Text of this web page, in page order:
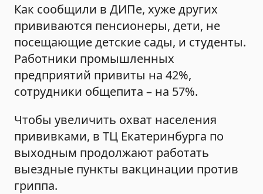
Как сообщили в ДИПе, хуже других
прививаются пенсионеры, дети, не
посещающие детские сады, и студенты.
Работники промышленных
предприятий привиты на 42%,
сотрудники общепита – на 57%.
Чтобы увеличить охват населения
прививками, в ТЦ Екатеринбурга по
выходным продолжают работать
выездные пункты вакцинации против
гриппа.